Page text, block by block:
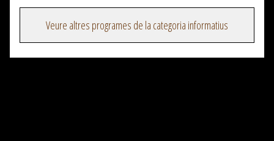
Veure altres programes de la categoria informatius